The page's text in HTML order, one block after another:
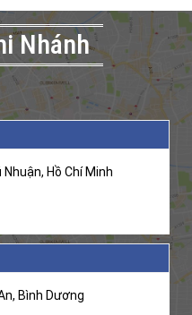
Nhánh
Hồ Chí Minh
Bình Dương